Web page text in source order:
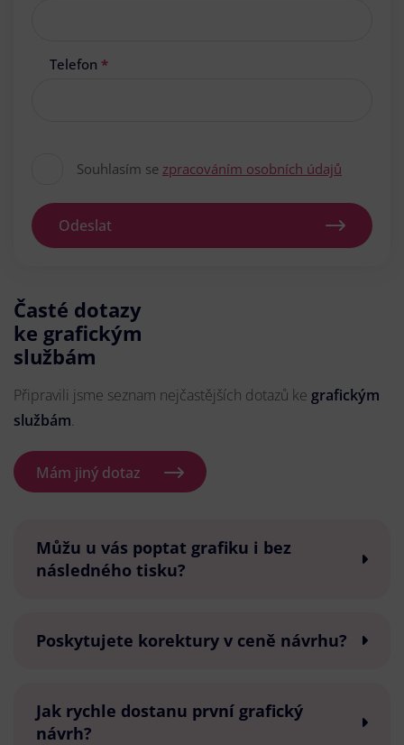
Telefon *
Souhlasím se zpracováním osobních údajů
Odeslat
Časté dotazy
ke grafickým
službám
Připravili jsme seznam nejčastějších dotazů ke grafickým
službám.
Mám jiný dotaz
Můžu u vás poptat grafiku i bez
následného tisku?
Poskytujete korektury v ceně návrhu?
Jak rychle dostanu první grafický
návrh?